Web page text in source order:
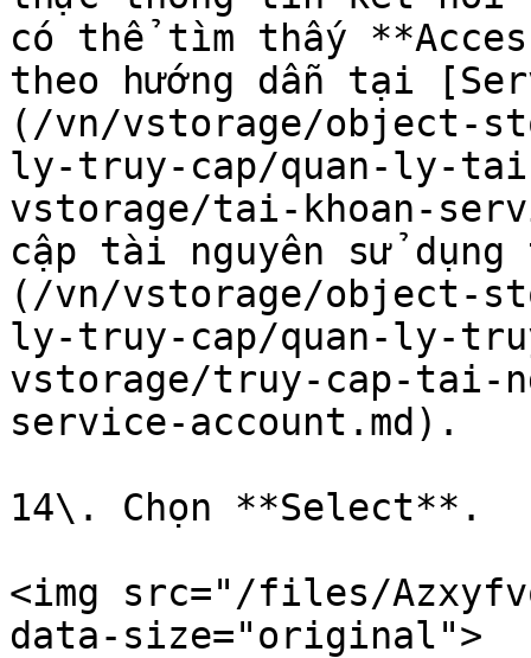
có thể tìm thấy
theo hướng dẫn tại
(/vn/vstorage/object-
ly-truy-cap/quan-ly-
vstorage/tai-khoan-
cập tài nguyên sử
(/vn/vstorage/object-
ly-truy-cap/quan-ly-
vstorage/truy-cap-tai-
service-account.md).
14\. Chọn **Select**.
<img src="/files/
data-size="original">